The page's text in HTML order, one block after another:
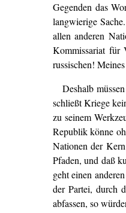
Gegenden das
langwierige
allen anderen
Kommissariat für
russischen!
Deshalb
schließt Kriege
zu seinem
Republik könne
Nationen der
Pfaden, und daß
geht einen
der Partei, durch
abfassen, so